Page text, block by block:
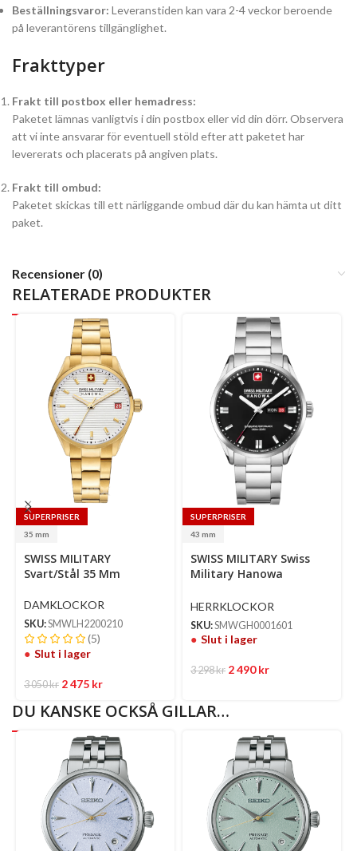
Beställningsvaror: Leveranstiden kan vara 2-4 veckor beroende
på leverantörens tillgänglighet.
Frakttyper
Frakt till postbox eller hemadress:
Paketet lämnas vanligtvis i din postbox eller vid din dörr. Observera
att vi inte ansvarar för eventuell stöld efter att paketet har
levererats och placerats på angiven plats.
Frakt till ombud:
Paketet skickas till ett närliggande ombud där du kan hämta ut ditt
paket.
Recensioner (0)
RELATERADE PRODUKTER
SUPERPRISER
35 mm
SWISS MILITARY
Svart/Stål 35 Mm
DAMKLOCKOR
SKU:SMWLH2200210
(5)
Slut i lager
3 050kr 2 475 kr
SUPERPRISER
43 mm
SWISS MILITARY Swiss
Military Hanowa
HERRKLOCKOR
SKU:SMWGH0001601
Slut i lager
3 298kr 2 490kr
DU KANSKE OCKSÅ GILLAR…